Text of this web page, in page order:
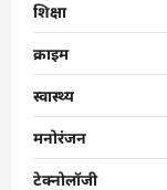
शिक्षा
क्राइम
स्वास्थ्य
मनोरंजन
टेक्नोलॉजी